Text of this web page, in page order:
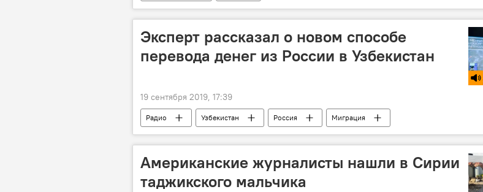
Эксперт рассказал о новом способе
перевода денег из России в Узбекистан
19 сентября 2019, 17:39
Радио Узбекистан Россия Миграция
Американские журналисты нашли в Сирии
таджикского мальчика